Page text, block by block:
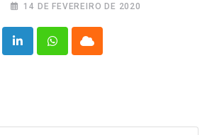
14 DE FEVEREIRO DE 2020
LinkedInWhatsappCloud